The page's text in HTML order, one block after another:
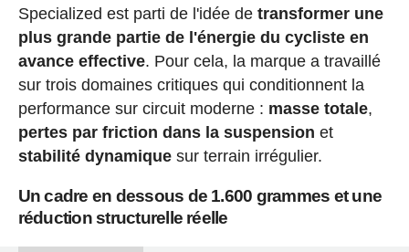
Specialized est parti de l'idée de transformer une
plus grande partie de l'énergie du cycliste en
avance effective. Pour cela, la marque a travaillé
sur trois domaines critiques qui conditionnent la
performance sur circuit moderne : masse totale,
pertes par friction dans la suspension et
stabilité dynamiquesur terrain irrégulier.
Un cadre en dessous de 1.600 grammes et une
réduction structurelle réelle